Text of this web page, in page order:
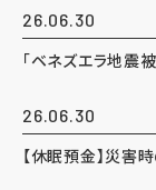
26.06.30
「ベネズエラ地震
26.06.30
【休眠預金】災害